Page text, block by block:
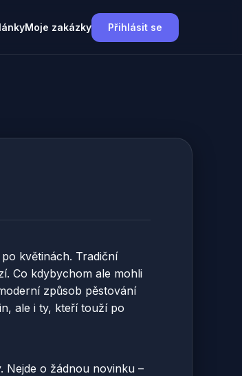
Moje zakázky Přihlásit se
květinách. Tradiční
Co kdybychom ale mohli
způsob pěstování
ale i ty, kteří touží po
Nejde o žádnou novinku –